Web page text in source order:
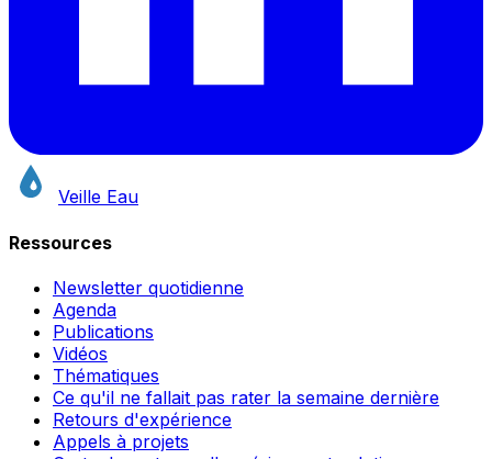
Veille Eau
Ressources
Newsletter quotidienne
Agenda
Publications
Vidéos
Thématiques
Ce qu'il ne fallait pas rater la semaine dernière
Retours d'expérience
Appels à projets